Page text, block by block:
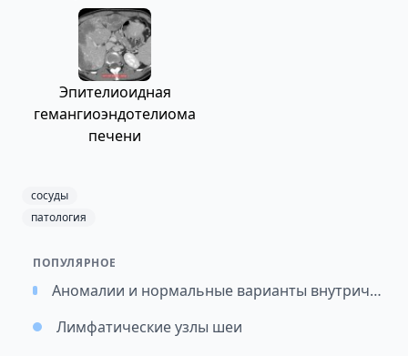
Эпителиоидная
гемангиоэндотелиома
печени
сосуды
патология
ПОПУЛЯРНОЕ
Аномалии и нормальные варианты внутричерепных артерий: подход к классификации и значимость
Лимфатические узлы шеи